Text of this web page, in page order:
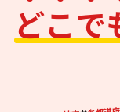
どこで